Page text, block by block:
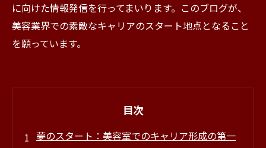
に向けた情報発信を行ってまいります。このブログが、
美容業界での素敵なキャリアのスタート地点となること
を願っています。
目次
夢のスタート：美容室でのキャリア形成の第一